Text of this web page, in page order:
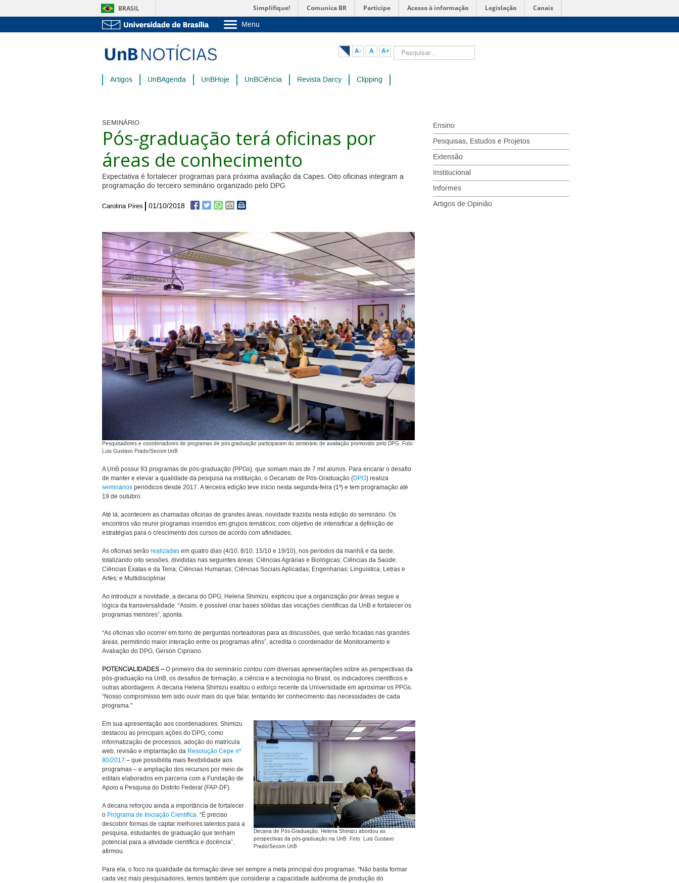
BRASIL Simplifique! Comunica BR Participe Acesso à informação Legislação Canais
Menu
Pós-Graduação
Administração
A- A A+ Pesquisar...
Artigos UnBAgenda UnBHoje UnBCiência Revista Darcy Clipping
SEMINÁRIO
Pós-graduação terá oficinas por
áreas de conhecimento
Expectativa é fortalecer programas para próxima avaliação da Capes. Oito oficinas integram a
programação do terceiro seminário organizado pelo DPG
Carolina Pires 01/10/2018
Pesquisadores e coordenadores de programas de pós-graduação participaram do seminário de avaliação promovido pelo DPG. Foto:
Luis Gustavo Prado/Secom UnB
A UnB possui 93 programas de pós-graduação (PPGs), que somam mais de 7 mil alunos. Para encarar o desafio
de manter e elevar a qualidade da pesquisa na instituição, o Decanato de Pós-Graduação (DPG) realiza
seminários periódicos desde 2017. A terceira edição teve início nesta segunda-feira (1º) e tem programação até
19 de outubro.
Até lá, acontecem as chamadas oficinas de grandes áreas, novidade trazida nesta edição do seminário. Os
encontros vão reunir programas inseridos em grupos temáticos, com objetivo de intensificar a definição de
estratégias para o crescimento dos cursos de acordo com afinidades.
As oficinas serão realizadas em quatro dias (4/10, 8/10, 15/10 e 19/10), nos períodos da manhã e da tarde,
totalizando oito sessões, divididas nas seguintes áreas: Ciências Agrárias e Biológicas; Ciências da Saúde;
Ciências Exatas e da Terra; Ciências Humanas; Ciências Sociais Aplicadas; Engenharias; Linguística, Letras e
Artes; e Multidisciplinar.
Ao introduzir a novidade, a decana do DPG, Helena Shimizu, explicou que a organização por áreas segue a
lógica da transversalidade. “Assim, é possível criar bases sólidas das vocações científicas da UnB e fortalecer os
programas menores”, aponta.
“As oficinas vão ocorrer em torno de perguntas norteadoras para as discussões, que serão focadas nas grandes
áreas, permitindo maior interação entre os programas afins”, acredita o coordenador de Monitoramento e
Avaliação do DPG, Gerson Cipriano.
POTENCIALIDADES –O primeiro dia do seminário contou com diversas apresentações sobre as perspectivas da
pós-graduação na UnB, os desafios de formação, a ciência e a tecnologia no Brasil, os indicadores científicos e
outras abordagens. A decana Helena Shimizu exaltou o esforço recente da Universidade em aproximar os PPGs.
“Nosso compromisso tem sido ouvir mais do que falar, tentando ter conhecimento das necessidades de cada
programa."
Decana de Pós-Graduação, Helena Shimizu abordou as
perspectivas da pós-graduação na UnB. Foto: Luis Gustavo
Prado/Secom UnB
Em sua apresentação aos coordenadores, Shimizu
destacou as principais ações do DPG, como
informatização de processos, adoção do matrícula
web, revisão e implantação da Resolução Cepe nº
80/2017 – que possibilita mais flexibilidade aos
programas – e ampliação dos recursos por meio de
editais elaborados em parceria com a Fundação de
Apoio a Pesquisa do Distrito Federal (FAP-DF).
A decana reforçou ainda a importância de fortalecer
o Programa de Iniciação Científica. “É preciso
descobrir formas de captar melhores talentos para a
pesquisa, estudantes de graduação que tenham
potencial para a atividade científica e docência”,
afirmou.
Para ela, o foco na qualidade da formação deve ser sempre a meta principal dos programas. “Não basta formar
cada vez mais pesquisadores, temos também que considerar a capacidade autônoma de produção do
Ensino
Pesquisas, Estudos e Projetos
Extensão
Institucional
Informes
Artigos de Opinião